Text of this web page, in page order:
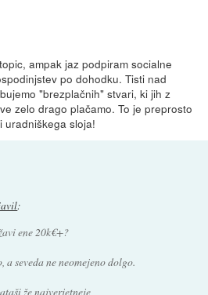
ampak jaz podpiram socialne
po dohodku. Tisti nad
"brezplačnih" stvari, ki jih z
zelo drago plačamo. To je preprosto
uradniškega sloja!
:
ene 20k€+?
a seveda ne neomejeno dolgo.
že najverjetneje